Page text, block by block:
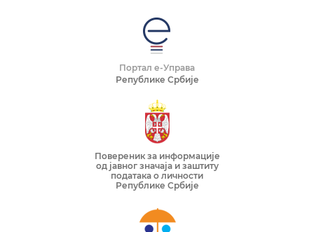
Портал е-Управа
Републике Србије
Повереник за информације
од јавног значаја и заштиту
података о личности
Републике Србије